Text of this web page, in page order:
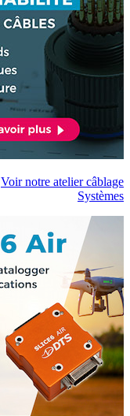
Voir notre atelier câblage
Systèmes